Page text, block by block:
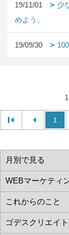
19/11/01
少
めよう。
19/09/30
1